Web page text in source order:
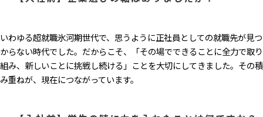
いわゆる超就職氷河期世代で、思うように正社員としての就職先が見つ
からない時代でした。だからこそ、「その場でできることに全力で取り
組み、新しいことに挑戦し続ける」ことを大切にしてきました。その積
み重ねが、現在につながっています。